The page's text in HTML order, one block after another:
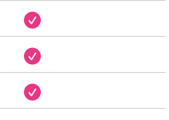
✔
✔
✔